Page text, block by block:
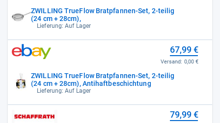
ZWILLING TrueFlow Bratpfannen-Set, 2-teilig
(24 cm + 28cm),
Lieferung: Auf Lager
ZWILLING TrueFlow Bratpfannen-Set, 2-teilig
(24 cm + 28cm), Antihaftbeschichtung
Lieferung: Auf Lager
67,99 €
Versand: 0,00 €
79,99 €